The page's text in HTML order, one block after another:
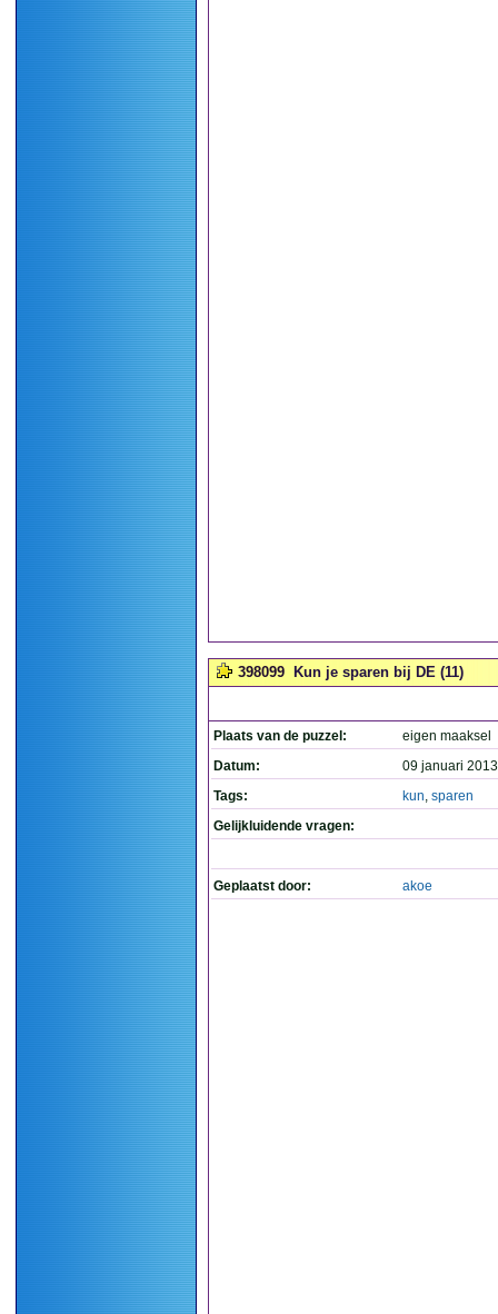
398099 Kun je sparen bij DE (11)
Plaats van de puzzel:
eigen maaksel
Datum:
09 januari
Tags:
kun, sparen
Gelijkluidende vragen:
Geplaatst door: akoe